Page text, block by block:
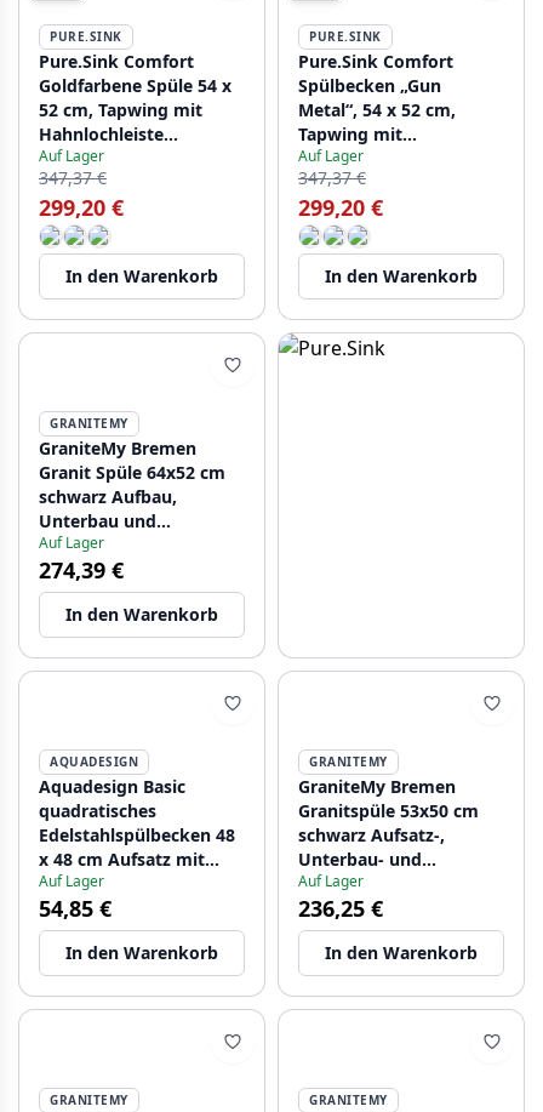
PURE.SINK
Pure.Sink Comfort
Goldfarbene Spüle 54 x
52 cm, Tapwing mit
Hahnlochleiste
PCM5040T-60
Auf Lager
347,37 €
299,20 €
In den Warenkorb
PURE.SINK
Pure.Sink Comfort
Spülbecken „Gun
Metal“, 54 x 52 cm,
Tapwing mit
Hahnlochleiste
PCM5040T-61
Auf Lager
347,37 €
299,20 €
In den Warenkorb
GRANITEMY
GraniteMy Bremen
Granit Spüle 64x52 cm
schwarz Aufbau,
Unterbau und
flächenbündiger Einbau
mit Lochbank
1208953874
Auf Lager
274,39 €
In den Warenkorb
AQUADESIGN
Aquadesign Basic
quadratisches
Edelstahlspülbecken 48
x 48 cm Aufsatz mit
Hahnloch 1208956284
Auf Lager
54,85 €
In den Warenkorb
GRANITEMY
GraniteMy Bremen
Granitspüle 53x50 cm
schwarz Aufsatz-,
Unterbau- und
Flachbauweise mit
Armaturenbank MIT
EDELSTAHLSTOPFEN
Auf Lager
236,25 €
In den Warenkorb
GRANITEMY GRANITEMY